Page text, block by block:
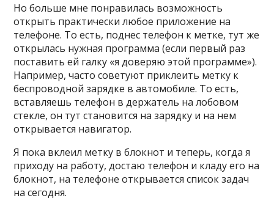
Но больше мне понравилась возможность
открыть практически любое приложение на
телефоне. То есть, поднес телефон к метке, тут же
открылась нужная программа (если первый раз
поставить ей галку «я доверяю этой программе»).
Например, часто советуют приклеить метку к
беспроводной зарядке в автомобиле. То есть,
вставляешь телефон в держатель на лобовом
стекле, он тут становится на зарядку и на нем
открывается навигатор.
Я пока вклеил метку в блокнот и теперь, когда я
приходу на работу, достаю телефон и кладу его на
блокнот, на телефоне открывается список задач
на сегодня.